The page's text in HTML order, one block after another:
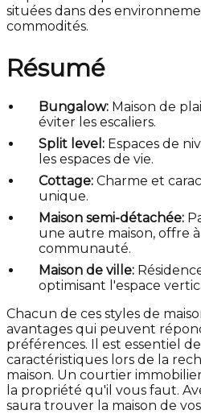
situées dans des
commodités.
Résumé
Bungalow: Maison de
éviter les escaliers.
Split level: Espaces de
les espaces de vie.
Cottage: Charme et
unique.
Maison semi-détachée:
une autre maison, offre
communauté.
Maison de ville:
optimisant l'espace
Chacun de ces styles de
avantages qui peuvent
préférences. Il est essentiel
caractéristiques lors de la
maison. Un courtier
la propriété qu'il vous faut.
saura trouver la maison de